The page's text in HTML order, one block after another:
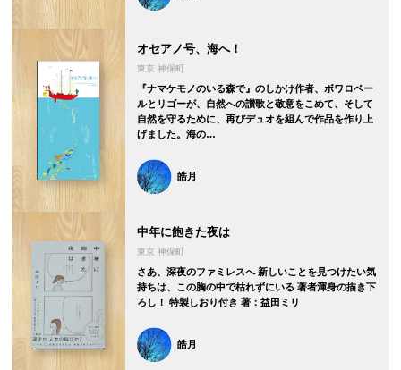
オセアノ号、海へ！
東京 神保町
『ナマケモノのいる森で』のしかけ作者、ボワロベー
ルとリゴーが、自然への讃歌と敬意をこめて、そして
自然を守るために、再びデュオを組んで作品を作り上
げました。海の…
皓月
中年に飽きた夜は
東京 神保町
さあ、深夜のファミレスへ 新しいことを見つけたい気
持ちは、この胸の中で枯れずにいる 著者渾身の描き下
ろし！ 特製しおり付き 著：益田ミリ
皓月